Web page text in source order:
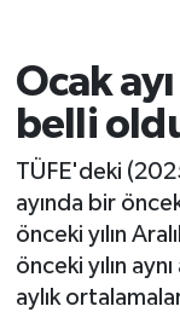
Ocak
belli
TÜFE'deki
ayında bir
önceki yılın
önceki yılın
aylık